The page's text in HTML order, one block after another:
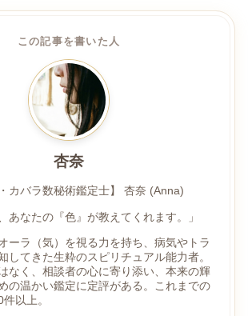
この記事を書いた人
杏奈
カバラ数秘術鑑定士】 杏奈 (Anna)
あなたの『色』が教えてくれます。」
ーラ（気）を視る力を持ち、病気やトラ
してきた生粋のスピリチュアル能力者。
なく、相談者の心に寄り添い、本来の輝
の温かい鑑定に定評がある。これまでの
以上。